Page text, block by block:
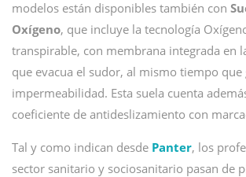
modelos están disponibles también con
Oxígeno, que incluye la tecnología
transpirable, con membrana integrada en
que evacua el sudor, al mismo tiempo que
impermeabilidad. Esta suela cuenta
coeficiente de antideslizamiento con
Tal y como indican desde Panter, los
sector sanitario y sociosanitario pasan de